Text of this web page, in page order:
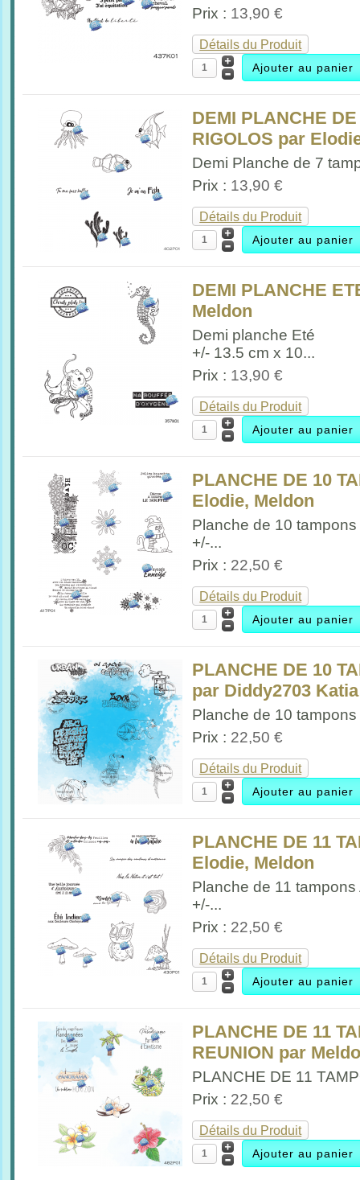
Prix : 13,90 €
Détails du Produit
DEMI PLANCHE
RIGOLOS par
Demi Planche de 7
Prix : 13,90 €
Détails du Produit
DEMI PLANCHE
Meldon
Demi planche Eté
+/- 13.5 cm x 10...
Prix : 13,90 €
Détails du Produit
PLANCHE DE 10
Elodie, Meldon
Planche de 10
+/-...
Prix : 22,50 €
Détails du Produit
PLANCHE DE 10
par Diddy2703
Planche de 10
Prix : 22,50 €
Détails du Produit
PLANCHE DE 11
Elodie, Meldon
Planche de 11 tampons
+/-...
Prix : 22,50 €
Détails du Produit
PLANCHE DE 11
REUNION par
PLANCHE DE 11
Prix : 22,50 €
Détails du Produit